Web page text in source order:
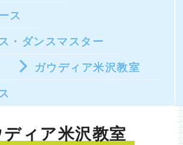
ス
・ダンスマスター
ガウディア米沢教室
ィア米沢教室